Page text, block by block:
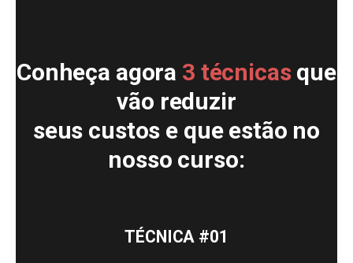
Conheça agora 3 técnicasque
vão reduzir
seus custos e que estão no
nosso curso:
TÉCNICA #01